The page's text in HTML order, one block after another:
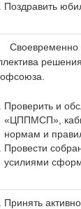
Поздравить
Своевременно
Проверить и
«ЦППМСП»,
нормам и
Провести
усилиями
Принять